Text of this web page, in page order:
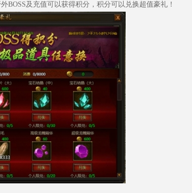
BOSS及充值可以获得积分，积分可以兑换超值豪礼！